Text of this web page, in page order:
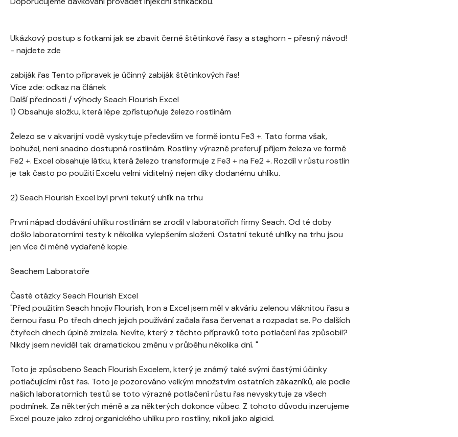
Ukázkový postup s fotkami jak se zbavit černé štětinkové řasy a staghorn - přesný návod!
- najdete zde
zabiják řas Tento přípravek je účinný zabiják štětinkových řas!
Více zde: odkaz na článek
Další přednosti / výhody Seach Flourish Excel
1) Obsahuje složku, která lépe zpřístupňuje železo rostlinám
Železo se v akvarijní vodě vyskytuje především ve formě iontu Fe3 +. Tato forma však,
bohužel, není snadno dostupná rostlinám. Rostliny výrazně preferují příjem železa ve formě
Fe2 +. Excel obsahuje látku, která železo transformuje z Fe3 + na Fe2 +. Rozdíl v růstu rostlin
je tak často po použití Excelu velmi viditelný nejen díky dodanému uhlíku.
2) Seach Flourish Excel byl první tekutý uhlík na trhu
První nápad dodávání uhlíku rostlinám se zrodil v laboratořích firmy Seach. Od té doby
došlo laboratorními testy k několika vylepšením složení. Ostatní tekuté uhlíky na trhu jsou
jen více či méně vydařené kopie.
Seachem Laboratoře
Časté otázky Seach Flourish Excel
"Před použitím Seach hnojiv Flourish, Iron a Excel jsem měl v akváriu zelenou vláknitou řasu a
černou řasu. Po třech dnech jejich používání začala řasa červenat a rozpadat se. Po dalších
čtyřech dnech úplně zmizela. Nevíte, který z těchto přípravků toto potlačení řas způsobil?
Nikdy jsem neviděl tak dramatickou změnu v průběhu několika dní. "
Toto je způsobeno Seach Flourish Excelem, který je známý také svými častými účinky
potlačujícími růst řas. Toto je pozorováno velkým množstvím ostatních zákazníků, ale podle
našich laboratorních testů se toto výrazné potlačení růstu řas nevyskytuje za všech
podmínek. Za některých méně a za některých dokonce vůbec. Z tohoto důvodu inzerujeme
Excel pouze jako zdroj organického uhlíku pro rostliny, nikoli jako algicid.